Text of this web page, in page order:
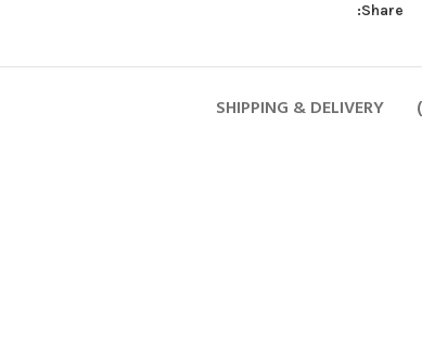
Share:
SHIPPING & DELIVERY